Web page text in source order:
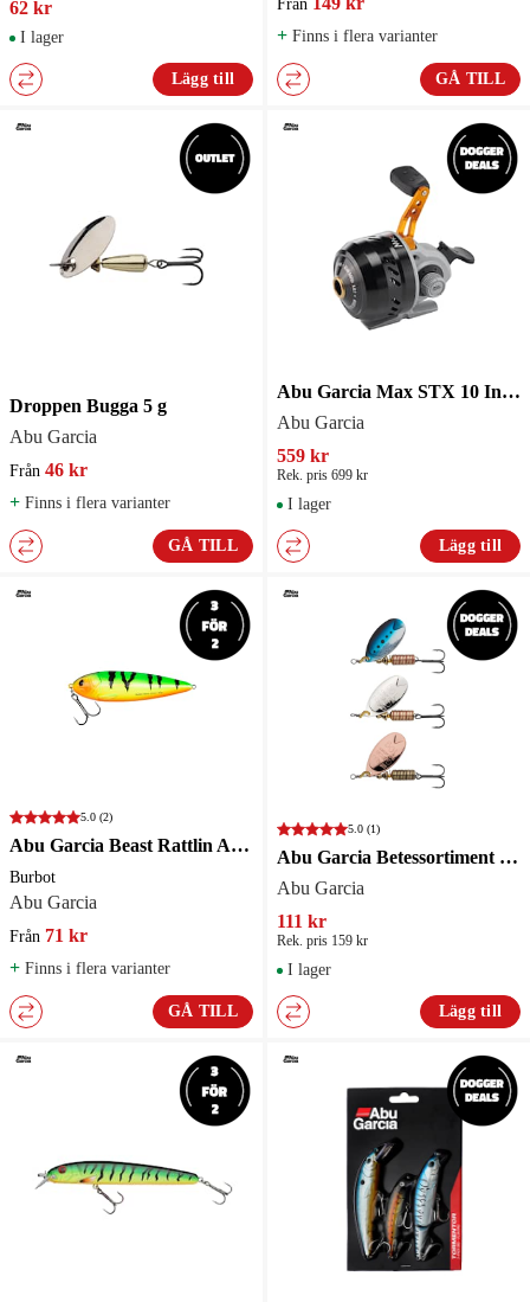
62 kr
I lager
Lägg till
Från
+ Finns i flera varianter
GÅ TILL
Droppen Bugga 5 g
Abu Garcia
Från 46 kr
+ Finns i flera varianter
GÅ TILL
Abu Garcia Max STX 10 Inkapslad Rulle
Abu Garcia
559 kr
Rek. pris 699 kr
I lager
Lägg till
5.0 (2)
Abu Garcia Beast Rattlin Atom 45 g
Burbot
Abu Garcia
Från 71 kr
+ Finns i flera varianter
GÅ TILL
5.0 (1)
Abu Garcia Betessortiment Fast Attack 7g Lead Free 3st
Abu Garcia
111 kr
Rek. pris 159 kr
I lager
Lägg till